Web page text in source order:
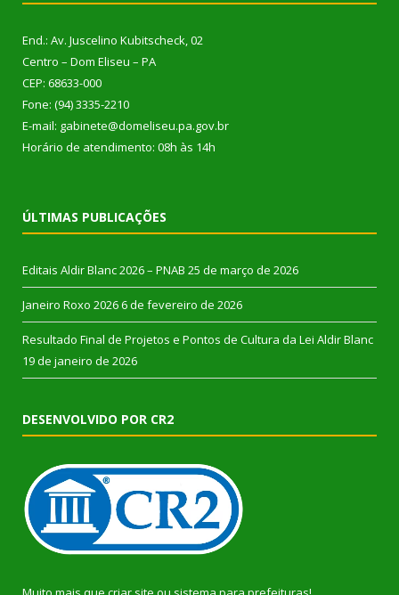
End.: Av. Juscelino Kubitscheck, 02
Centro – Dom Eliseu – PA
CEP: 68633-000
Fone: (94) 3335-2210
E-mail: gabinete@domeliseu.pa.gov.br
Horário de atendimento: 08h às 14h
ÚLTIMAS PUBLICAÇÕES
Editais Aldir Blanc 2026 – PNAB 25 de março de 2026
Janeiro Roxo 2026 6 de fevereiro de 2026
Resultado Final de Projetos e Pontos de Cultura da Lei Aldir Blanc
19 de janeiro de 2026
DESENVOLVIDO POR CR2